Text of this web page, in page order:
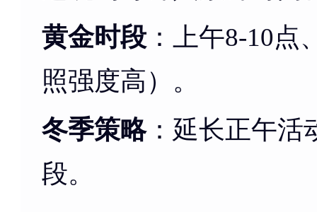
黄金时段 ：上午8-10
照强度高）。
冬季策略：延长正午活
段。